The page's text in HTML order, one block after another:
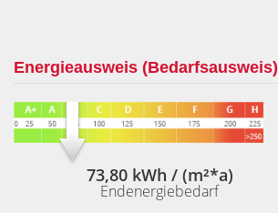
Energieausweis (Bedarfsausweis)
73,80 kWh / (m²*a)
Endenergiebedarf